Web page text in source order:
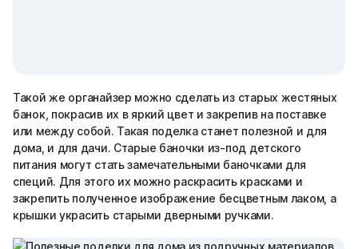
Такой же органайзер можно сделать из старых жестяных
банок, покрасив их в яркий цвет и закрепив на поставке
или между собой. Такая поделка станет полезной и для
дома, и для дачи. Старые баночки из-под детского
питания могут стать замечательными баночками для
специй. Для этого их можно раскрасить красками и
закрепить полученное изображение бесцветным лаком, а
крышки украсить старыми дверными ручками.